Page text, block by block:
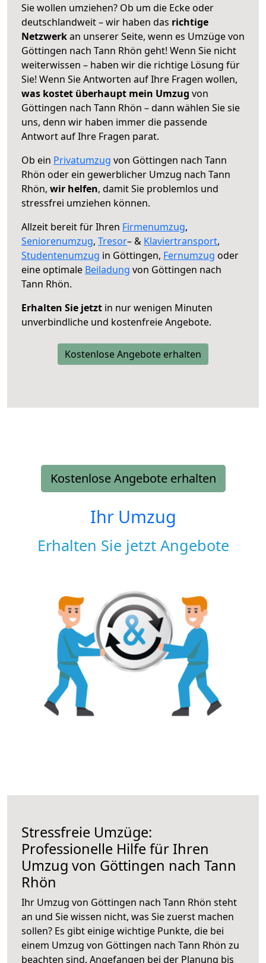
Sie wollen umziehen? Ob um die Ecke oder
deutschlandweit – wir haben das richtige
Netzwerkan unserer Seite, wenn es Umzüge von
Göttingen nach Tann Rhön geht! Wenn Sie nicht
weiterwissen – haben wir die richtige Lösung für
Sie! Wenn Sie Antworten auf Ihre Fragen wollen,
was kostet überhaupt mein Umzug von
Göttingen nach Tann Rhön – dann wählen Sie sie
uns, denn wir haben immer die passende
Antwort auf Ihre Fragen parat.
Ob ein Privatumzug von Göttingen nach Tann
Rhön oder ein gewerblicher Umzug nach Tann
Rhön, wir helfen, damit Sie problemlos und
stressfrei umziehen können.
Allzeit bereit für Ihren Firmenumzug,
Seniorenumzug, Tresor– & Klaviertransport,
Studentenumzug in Göttingen, Fernumzug oder
eine optimale Beiladung von Göttingen nach
Tann Rhön.
Erhalten Sie jetzt in nur wenigen Minuten
unverbindliche und kostenfreie Angebote.
Kostenlose Angebote erhalten
Kostenlose Angebote erhalten
Ihr Umzug
Erhalten Sie jetzt Angebote
Stressfreie Umzüge:
Professionelle Hilfe für Ihren
Umzug von Göttingen nach Tann
Rhön
Ihr Umzug von Göttingen nach Tann Rhön steht
an und Sie wissen nicht, was Sie zuerst machen
sollen? Es gibt einige wichtige Punkte, die bei
einem Umzug von Göttingen nach Tann Rhön zu
beachten sind. Angefangen bei der Planung bis